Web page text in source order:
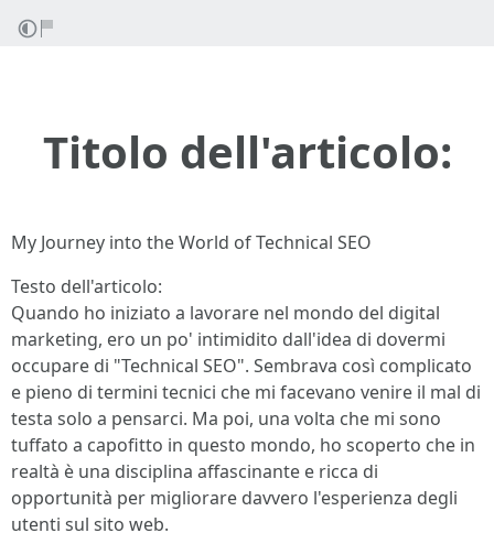
Titolo dell'articolo:
My Journey into the World of Technical SEO
Testo dell'articolo:
Quando ho iniziato a lavorare nel mondo del digital
marketing, ero un po' intimidito dall'idea di dovermi
occupare di "Technical SEO". Sembrava così complicato
e pieno di termini tecnici che mi facevano venire il mal di
testa solo a pensarci. Ma poi, una volta che mi sono
tuffato a capofitto in questo mondo, ho scoperto che in
realtà è una disciplina affascinante e ricca di
opportunità per migliorare davvero l'esperienza degli
utenti sul sito web.